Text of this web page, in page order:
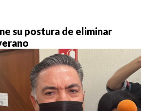
su postura de eliminar